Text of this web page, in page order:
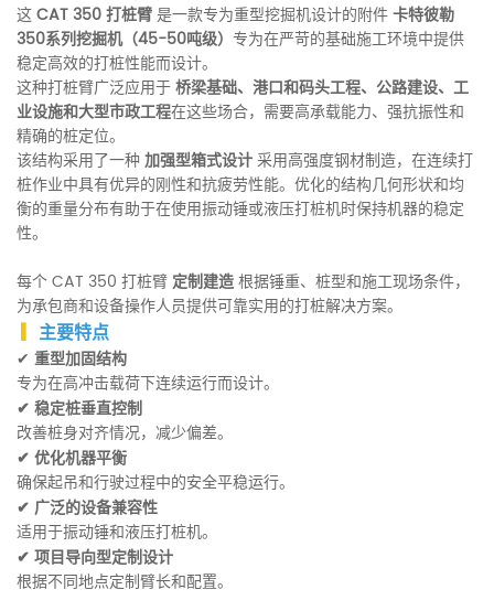
这CAT 350 打桩臂是一款专为重型挖掘机设计的附件卡特彼勒
350系列挖掘机（45-50吨级） 专为在严苛的基础施工环境中提供
稳定高效的打桩性能而设计。
这种打桩臂广泛应用于桥梁基础、港口和码头工程、公路建设、工
业设施和大型市政工程在这些场合，需要高承载能力、强抗振性和
精确的桩定位。
该结构采用了一种 加强型箱式设计采用高强度钢材制造，在连续打
桩作业中具有优异的刚性和抗疲劳性能。优化的结构几何形状和均
衡的重量分布有助于在使用振动锤或液压打桩机时保持机器的稳定
性。
每个 CAT 350 打桩臂定制建造根据锤重、桩型和施工现场条件，
为承包商和设备操作人员提供可靠实用的打桩解决方案。
主要特点
✔ 重型加固结构
专为在高冲击载荷下连续运行而设计。
✔ 稳定桩垂直控制
改善桩身对齐情况，减少偏差。
✔ 优化机器平衡
确保起吊和行驶过程中的安全平稳运行。
✔ 广泛的设备兼容性
适用于振动锤和液压打桩机。
✔ 项目导向型定制设计
根据不同地点定制臂长和配置。